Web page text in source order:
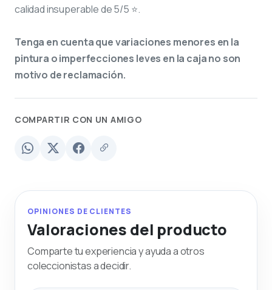
calidad insuperable de 5/5 ⭐.
Tenga en cuenta que variaciones menores en la
pintura o imperfecciones leves en la caja no son
motivo de reclamación.
COMPARTIR CON UN AMIGO
OPINIONES DE CLIENTES
Valoraciones del producto
Comparte tu experiencia y ayuda a otros
coleccionistas a decidir.